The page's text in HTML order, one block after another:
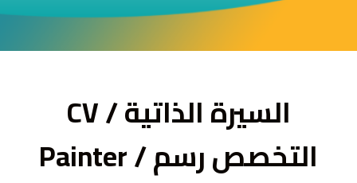
ى
السيرة الذاتية / CV
التخصص رسم / Painter